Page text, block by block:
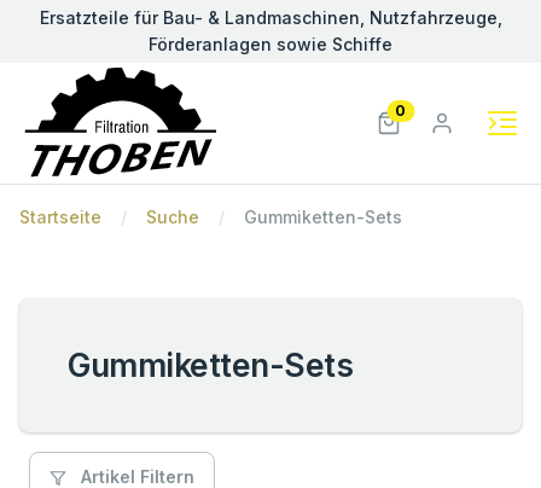
Ersatzteile für Bau- & Landmaschinen, Nutzfahrzeuge,
Förderanlagen sowie Schiffe
0
Startseite Suche Gummiketten-Sets
Gummiketten-Sets
Artikel Filtern